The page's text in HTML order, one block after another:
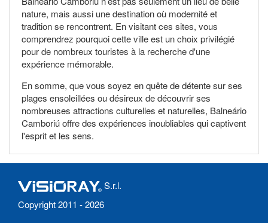
nature, mais aussi une destination où modernité et
tradition se rencontrent. En visitant ces sites, vous
comprendrez pourquoi cette ville est un choix privilégié
pour de nombreux touristes à la recherche d'une
expérience mémorable.
En somme, que vous soyez en quête de détente sur ses
plages ensoleillées ou désireux de découvrir ses
nombreuses attractions culturelles et naturelles, Balneário
Camboriú offre des expériences inoubliables qui captivent
l'esprit et les sens.
S.r.l.
Copyright 2011 - 2026